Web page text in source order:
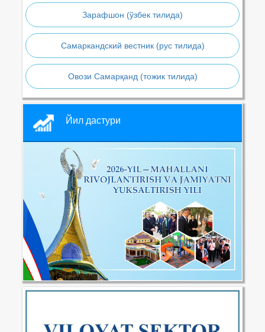
Зарафшон (ўзбек тилида)
Самаркандский вестник (рус тилида)
Овози Самарқанд (тожик тилида)
Йил дастури